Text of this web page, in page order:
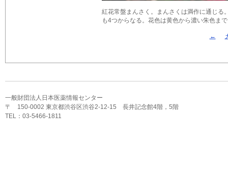
紅花常盤まんさく。まんさくは満作に通じる
も4つからなる。花色は黄色から濃い朱色ま
←
一般財団法人日本医薬情報センター
〒 150-0002 東京都渋谷区渋谷2-12-15 長井記念館4階，5階
TEL：03-5466-1811